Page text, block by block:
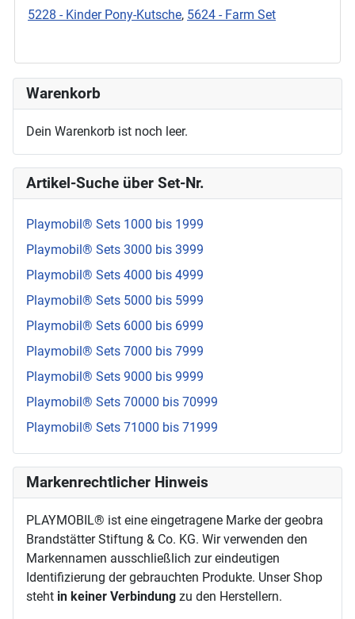
5228 - Kinder Pony-Kutsche, 5624 - Farm Set
Warenkorb
Dein Warenkorb ist noch leer.
Artikel-Suche über Set-Nr.
Playmobil® Sets 1000 bis 1999
Playmobil® Sets 3000 bis 3999
Playmobil® Sets 4000 bis 4999
Playmobil® Sets 5000 bis 5999
Playmobil® Sets 6000 bis 6999
Playmobil® Sets 7000 bis 7999
Playmobil® Sets 9000 bis 9999
Playmobil® Sets 70000 bis 70999
Playmobil® Sets 71000 bis 71999
Markenrechtlicher Hinweis
PLAYMOBIL® ist eine eingetragene Marke der geobra
Brandstätter Stiftung & Co. KG. Wir verwenden den
Markennamen ausschließlich zur eindeutigen
Identifizierung der gebrauchten Produkte. Unser Shop
steht in keiner Verbindung zu den Herstellern.